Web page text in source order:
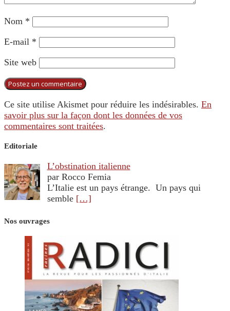
Nom *
E-mail *
Site web
Ce site utilise Akismet pour réduire les indésirables. En
savoir plus sur la façon dont les données de vos
commentaires sont traitées.
Editoriale
L’obstination italienne
par Rocco Femia
L’Italie est un pays étrange. Un pays qui
semble […]
Nos ouvrages